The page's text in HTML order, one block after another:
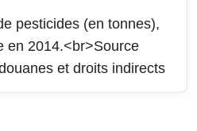
pesticides (en tonnes),
en 2014.<br>Source
et droits indirects